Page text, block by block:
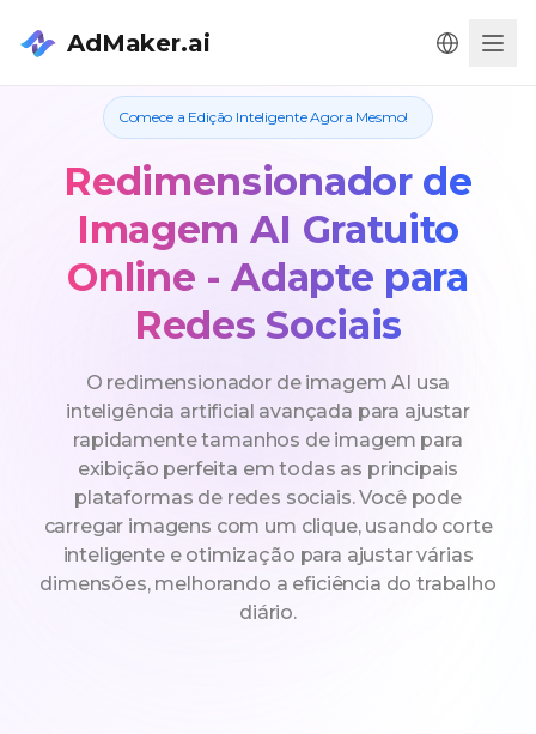
AdMaker.ai
Comece a Edição Inteligente Agora Mesmo!
Redimensionador de
Imagem AI Gratuito
Online - Adapte para
Redes Sociais
O redimensionador de imagem AI usa
inteligência artificial avançada para ajustar
rapidamente tamanhos de imagem para
exibição perfeita em todas as principais
plataformas de redes sociais. Você pode
carregar imagens com um clique, usando corte
inteligente e otimização para ajustar várias
dimensões, melhorando a eficiência do trabalho
diário.